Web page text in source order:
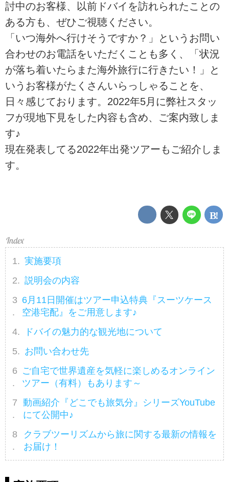
討中のお客様、以前ドバイを訪れられたことの
ある方も、ぜひご視聴ください。
「いつ海外へ行けそうですか？」というお問い
合わせのお電話をいただくことも多く、「状況
が落ち着いたらまた海外旅行に行きたい！」と
いうお客様がたくさんいらっしゃることを、
日々感じております。2022年5月に弊社スタッ
フが現地下見をした内容も含め、ご案内致しま
す♪
現在発表してる2022年出発ツアーもご紹介しま
す。
実施要項
説明会の内容
6月11日開催はツアー申込特典『スーツケース
空港宅配』をご用意します♪
ドバイの魅力的な観光地について
お問い合わせ先
ご自宅で世界遺産を気軽に楽しめるオンライン
ツアー（有料）もあります～
動画紹介『どこでも旅気分』シリーズYouTube
にて公開中♪
クラブツーリズムから旅に関する最新の情報を
お届け！